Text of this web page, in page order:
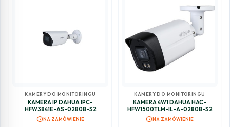
KAMERY DO MONITORINGU
KAMERA IP DAHUA IPC-
HFW3841E-AS-0280B-S2
scheduleNA ZAMÓWIENIE
KAMERY DO MONITORINGU
KAMERA 4W1 DAHUA HAC-
HFW1500TLM-IL-A-0280B-S2
scheduleNA ZAMÓWIENIE